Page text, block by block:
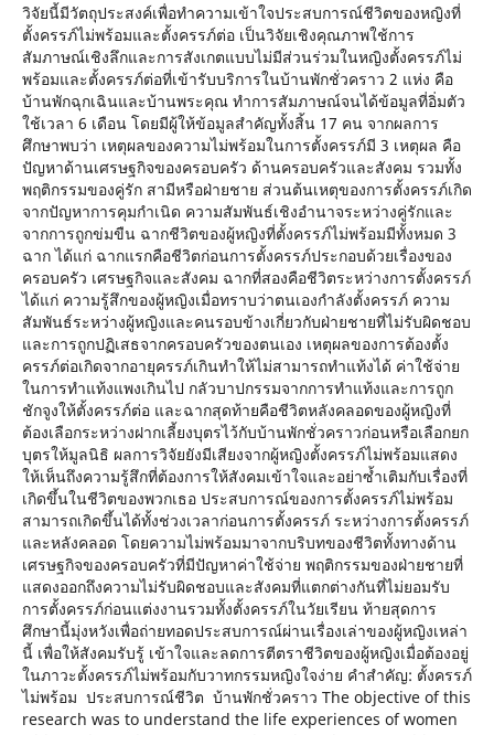
วิจัยนี้มีวัตถุประสงค์เพื่อทำความเข้าใจประสบการณ์ชีวิตของหญิงที่
ตั้งครรภ์ไม่พร้อมและตั้งครรภ์ต่อ เป็นวิจัยเชิงคุณภาพใช้การ
สัมภาษณ์เชิงลึกและการสังเกตแบบไม่มีส่วนร่วมในหญิงตั้งครรภ์ไม่
พร้อมและตั้งครรภ์ต่อที่เข้ารับบริการในบ้านพักชั่วคราว 2 แห่ง คือ
บ้านพักฉุกเฉินและบ้านพระคุณ ทำการสัมภาษณ์จนได้ข้อมูลที่อิ่มตัว
ใช้เวลา 6 เดือน โดยมีผู้ให้ข้อมูลสำคัญทั้งสิ้น 17 คน จากผลการ
ศึกษาพบว่า เหตุผลของความไม่พร้อมในการตั้งครรภ์มี 3 เหตุผล คือ
ปัญหาด้านเศรษฐกิจของครอบครัว ด้านครอบครัวและสังคม รวมทั้ง
พฤติกรรมของคู่รัก สามีหรือฝ่ายชาย ส่วนต้นเหตุของการตั้งครรภ์เกิด
จากปัญหาการคุมกำเนิด ความสัมพันธ์เชิงอำนาจระหว่างคู่รักและ
จากการถูกข่มขืน ฉากชีวิตของผู้หญิงที่ตั้งครรภ์ไม่พร้อมมีทั้งหมด 3
ฉาก ได้แก่ ฉากแรกคือชีวิตก่อนการตั้งครรภ์ประกอบด้วยเรื่องของ
ครอบครัว เศรษฐกิจและสังคม ฉากที่สองคือชีวิตระหว่างการตั้งครรภ์
ได้แก่ ความรู้สึกของผู้หญิงเมื่อทราบว่าตนเองกำลังตั้งครรภ์ ความ
สัมพันธ์ระหว่างผู้หญิงและคนรอบข้างเกี่ยวกับฝ่ายชายที่ไม่รับผิดชอบ
และการถูกปฏิเสธจากครอบครัวของตนเอง เหตุผลของการต้องตั้ง
ครรภ์ต่อเกิดจากอายุครรภ์เกินทำให้ไม่สามารถทำแท้งได้ ค่าใช้จ่าย
ในการทำแท้งแพงเกินไป กลัวบาปกรรมจากการทำแท้งและการถูก
ชักจูงให้ตั้งครรภ์ต่อ และฉากสุดท้ายคือชีวิตหลังคลอดของผู้หญิงที่
ต้องเลือกระหว่างฝากเลี้ยงบุตรไว้กับบ้านพักชั่วคราวก่อนหรือเลือกยก
บุตรให้มูลนิธิ ผลการวิจัยยังมีเสียงจากผู้หญิงตั้งครรภ์ไม่พร้อมแสดง
ให้เห็นถึงความรู้สึกที่ต้องการให้สังคมเข้าใจและอย่าซ้ำเติมกับเรื่องที่
เกิดขึ้นในชีวิตของพวกเธอ ประสบการณ์ของการตั้งครรภ์ไม่พร้อม
สามารถเกิดขึ้นได้ทั้งช่วงเวลาก่อนการตั้งครรภ์ ระหว่างการตั้งครรภ์
และหลังคลอด โดยความไม่พร้อมมาจากบริบทของชีวิตทั้งทางด้าน
เศรษฐกิจของครอบครัวที่มีปัญหาค่าใช้จ่าย พฤติกรรมของฝ่ายชายที่
แสดงออกถึงความไม่รับผิดชอบและสังคมที่แตกต่างกันที่ไม่ยอมรับ
การตั้งครรภ์ก่อนแต่งงานรวมทั้งตั้งครรภ์ในวัยเรียน ท้ายสุดการ
ศึกษานี้มุ่งหวังเพื่อถ่ายทอดประสบการณ์ผ่านเรื่องเล่าของผู้หญิงเหล่า
นี้ เพื่อให้สังคมรับรู้ เข้าใจและลดการตีตราชีวิตของผู้หญิงเมื่อต้องอยู่
ในภาวะตั้งครรภ์ไม่พร้อมกับวาทกรรมหญิงใจง่าย คำสำคัญ: ตั้งครรภ์
ไม่พร้อม ประสบการณ์ชีวิต บ้านพักชั่วคราว The objective of this
research was to understand the life experiences of women